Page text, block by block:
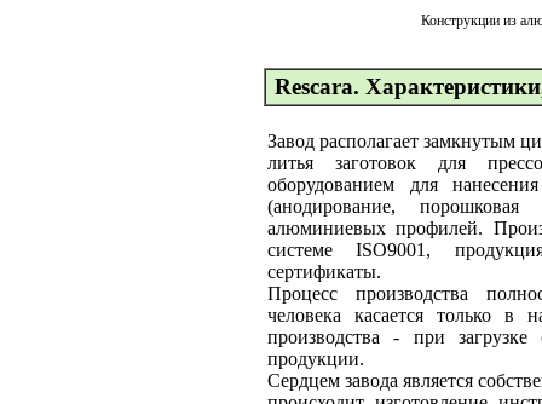
Конструкции из
Rescara.
Завод располагает замкнутым
литья заготовок для
оборудованием для
(анодирование,
алюминиевых профилей.
системе ISO9001,
сертификаты.
Процесс производства
человека касается только в
производства - при
продукции.
Сердцем завода является